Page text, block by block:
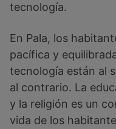
tecnología.
En Pala, los
pacífica y
tecnología están al
al contrario. La
y la religión es un
vida de los